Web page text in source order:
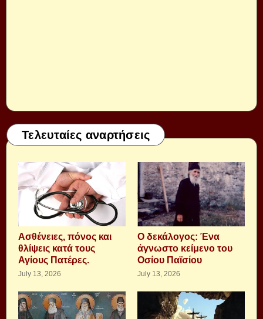
Τελευταίες αναρτήσεις
Aσθένειες, πόνος και
θλίψεις κατά τους
Αγίους Πατέρες.
July 13, 2026
Ο δεκάλογος: Ένα
άγνωστο κείμενο του
Οσίου Παϊσίου
July 13, 2026